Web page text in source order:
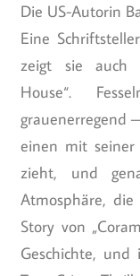
Die US-Autorin
Eine
zeigt sie auch
House“.
grauenerregend
einen mit seiner
zieht, und
Atmosphäre,
Story von
Geschichte,